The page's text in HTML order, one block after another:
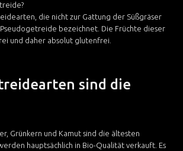
die nicht zur Gattung der Süßgräser
bezeichnet. Die Früchte dieser
und daher absolut glutenfrei.
sind die
Grünkern und Kamut sind die ältesten
hauptsächlich in Bio-Qualität verkauft. Es